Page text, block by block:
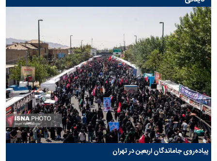
پیاده‌روی جاماندگان اربعین در تهران